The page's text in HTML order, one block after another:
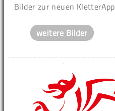
Bilder zur neuen KletterApp
weitere Bilder